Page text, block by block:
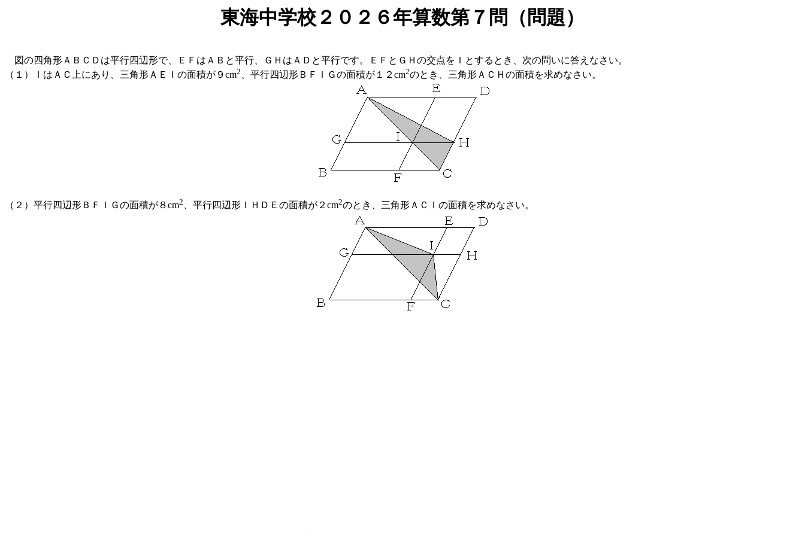
東海中学校２０２６年算数第７問（問題）
図の四角形ＡＢＣＤは平行四辺形で、ＥＦはＡＢと平行、ＧＨはＡＤと平行です。ＥＦとＧＨの交点をＩとするとき、次の問いに答えなさい。
（１）ＩはＡＣ上にあり、三角形ＡＥＩの面積が９cm2 、平行四辺形ＢＦＩＧの面積が１２cm2のとき、三角形ＡＣＨの面積を求めなさい。
（２）平行四辺形ＢＦＩＧの面積が８cm2 、平行四辺形ＩＨＤＥの面積が２cm2のとき、三角形ＡＣＩの面積を求めなさい。